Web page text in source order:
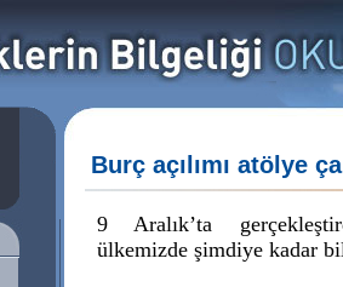
Burç açılımı atölye
9 Aralık’ta
ülkemizde şimdiye kadar